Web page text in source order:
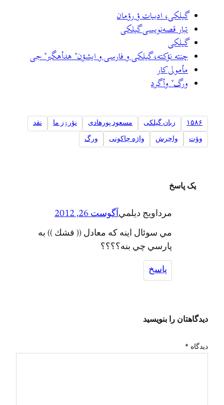
گیلکی، ادبیات ؤ رؤمان
تبار قصه‌نویسی گیلکی
گیلکی
چنته نؤکته، گیلکی و فارسی و ایشؤنˇ هدأهگیرˇ جی
مأمولی کار
ورگˇ وأگرد
۱۵۸۶ زبان گیلکی مسعود پورهادی نؤرۊز ما نقد
وؤت واچرش واژه چاکونی ورگ
یک پاسخ
مرداويج ديلميآگوست 26, 2012
مي سوئال اينه كه معادل (( فشك )) به
پارسي چي بنه؟؟؟؟
پاسخ
دیدگاهتان را بنویسید
دیدگاه *